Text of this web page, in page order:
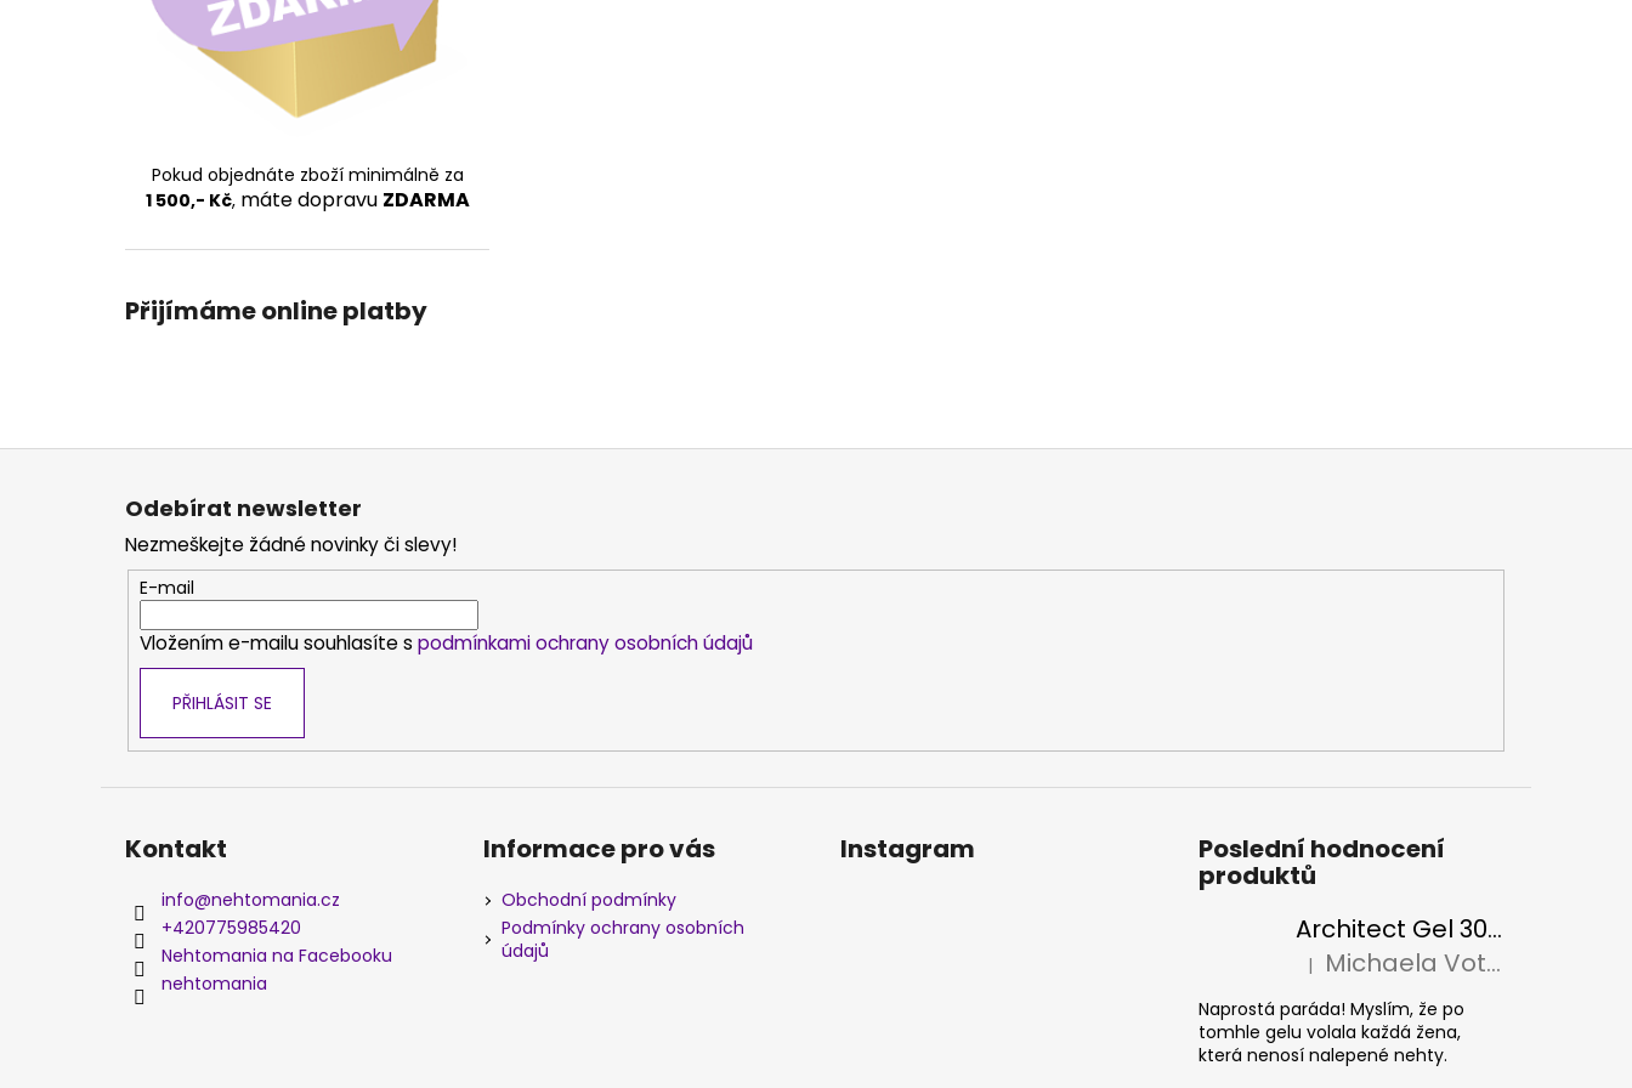
Pokud objednáte zboží minimálně za
1 500,- Kč,máte dopravu ZDARMA
Přijímáme online platby
Z
Odebírat newsletter
Nezmeškejte žádné novinky či slevy!
E-mail
Vložením e-mailu souhlasíte s podmínkami ochrany osobních údajů
PŘIHLÁSIT SE
Kontakt
info@nehtomania.cz
+420775985420
Nehtomania na Facebooku
nehtomania
Informace pro vás
Obchodní podmínky
Podmínky ochrany osobních
údajů
Instagram Poslední hodnocení
produktů
Architect Gel 30ml
Hodnocení produktu je 5 z 5 hvězdiček.
| Michaela Votava
Naprostá paráda! Myslím, že po
tomhle gelu volala každá žena,
která nenosí nalepené nehty.